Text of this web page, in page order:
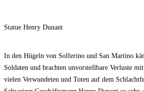
Statue Henry Dunant
In den Hügeln von Solferino und San Martino
Soldaten und brachten unvorstellbare Verluste
vielen Verwundeten und Toten auf dem